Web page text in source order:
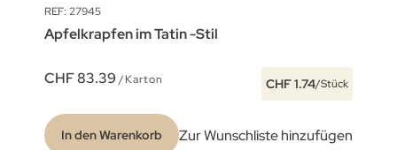
REF: 27945
Apfelkrapfen im Tatin -Stil
CHF 83.39 /Karton CHF 1.74/Stück
In den Warenkorb Zur Wunschliste hinzufügen